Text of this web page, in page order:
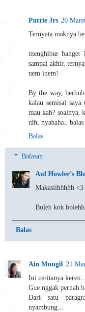
Putrie Jrs 20
Ternyata maknya
menghibur banget
sampai akhir,
nem inem!
By the way,
kalau semisal saya
mau kah? soalnya,
nih, nyahaha..
Balas
Balasan
Aul Howler's
Makasiihhhhh <3
Boleh kok
Balas
Ain Mungil 21
Ini ceritanya keren..
Gue nggak pernah
Dari satu
nyambung...